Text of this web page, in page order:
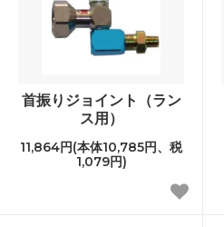
首振りジョイント（ラン
ス用）
11,864円(本体10,785円、税
1,079円)